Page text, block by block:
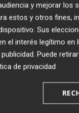
Barcelona o
División y
que el
de Alicante.
Eldense
que ocurrió el
enero volverá a
y mejorar los
estos y otros fines,
Sus
el interés legítimo
. Puede
de privacidad